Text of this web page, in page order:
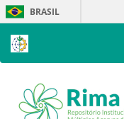
Skip
navigation
BRASIL